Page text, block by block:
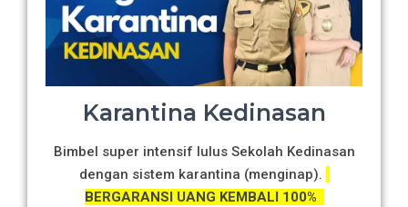
Karantina Kedinasan
Bimbel super intensif lulus Sekolah Kedinasan
dengan sistem karantina (menginap).
BERGARANSI UANG KEMBALI 100%